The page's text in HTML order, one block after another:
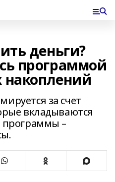
деньги?
программой
накоплений
за счет
вкладываются
программы –